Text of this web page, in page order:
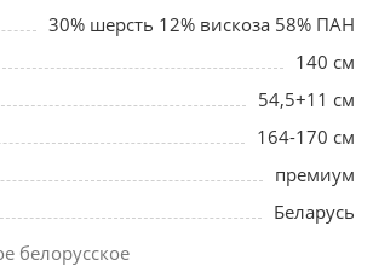
30% шерсть 12% вискоза 58% ПАН
140 см
54,5+11 см
164-170 см
премиум
Беларусь
белорусское